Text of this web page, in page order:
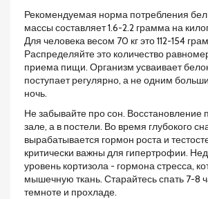
Рекомендуемая норма потребления
массы составляет 1.6-2.2 грамма на
Для человека весом 70 кг это 112-154
Распределяйте это количество
приема пищи. Организм усваивает
поступает регулярно, а не одним
ночь.
Не забывайте про сон. Восстановление
зале, а в постели. Во время глубокого
вырабатывается гормон роста и
критически важны для гипертрофии.
уровень кортизола - гормона стресса,
мышечную ткань. Старайтесь спать 7-8
темноте и прохладе.